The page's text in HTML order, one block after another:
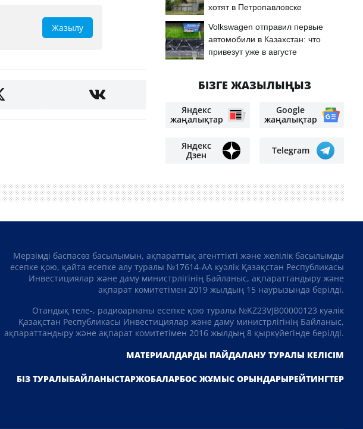
Жазылу
хотят в Петропавловске
Volkswagen отправил первые
автомобили в Казахстан: что
привезут уже в августе
БІЗГЕ ЖАЗЫЛЫҢЫЗ
Яндекс
жаңалықтар
Google
жаңалықтар
Яндекс
Дзен
Telegram
Мерзімді баспасөз басылымын, ақпараттық агенттікті және желілік басылымды
есепке қою, қайта есепке алу туралы №17614-АА куәлік Қазақстан Республикасы
Инвестициялар және даму министрлігінің Байланыс, ақпараттандыру және
ақпарат комитетімен 2019 жылдың 15 наурызында берілді.
Отандық теле-, радиоарнаны есепке қою туралы №KZ23VJB00000123 куәлік
Қазақстан Республикасы Инвестициялар және даму министрлігінің Байланыс,
ақпараттандыру және ақпарат комитетімен 2016 жылдың 8 қыркүйегінде берілді.
МАТЕРИАЛДАРДЫ ПАЙДАЛАНУ ТУРАЛЫ КЕЛІСІМ
БІЗ ТУРАЛЫБАЙЛАНЫСТАРЖОБАЛАРБОС ЖҰМЫС ОРЫНДАРЫРЕЙТИНГТЕР